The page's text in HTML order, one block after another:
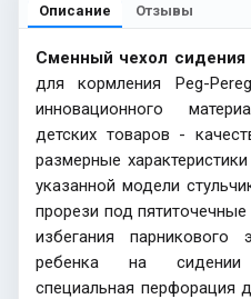
Описание Отзывы
Сменный чехол сидения
для кормления Peg-
инновационного
детских товаров -
размерные
указанной модели
прорези под
избегания
ребенка на сидении
специальная перфорация